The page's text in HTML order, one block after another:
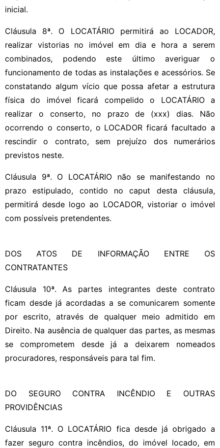
inicial.
Cláusula 8ª. O LOCATÁRIO permitirá ao LOCADOR,
realizar vistorias no imóvel em dia e hora a serem
combinados, podendo este último averiguar o
funcionamento de todas as instalações e acessórios. Se
constatando algum vício que possa afetar a estrutura
física do imóvel ficará compelido o LOCATÁRIO a
realizar o conserto, no prazo de (xxx) dias. Não
ocorrendo o conserto, o LOCADOR ficará facultado a
rescindir o contrato, sem prejuízo dos numerários
previstos neste.
Cláusula 9ª. O LOCATÁRIO não se manifestando no
prazo estipulado, contido no caput desta cláusula,
permitirá desde logo ao LOCADOR, vistoriar o imóvel
com possíveis pretendentes.
DOS ATOS DE INFORMAÇÃO ENTRE OS
CONTRATANTES
Cláusula 10ª. As partes integrantes deste contrato
ficam desde já acordadas a se comunicarem somente
por escrito, através de qualquer meio admitido em
Direito. Na ausência de qualquer das partes, as mesmas
se comprometem desde já a deixarem nomeados
procuradores, responsáveis para tal fim.
DO SEGURO CONTRA INCÊNDIO E OUTRAS
PROVIDÊNCIAS
Cláusula 11ª. O LOCATÁRIO fica desde já obrigado a
fazer seguro contra incêndios, do imóvel locado, em